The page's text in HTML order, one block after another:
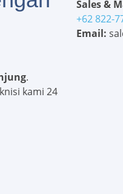
.
kami 24
Sales &
+62 822-
Email: